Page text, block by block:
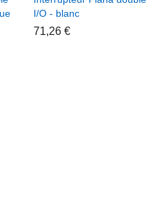
I/O - blanc
71,26 €